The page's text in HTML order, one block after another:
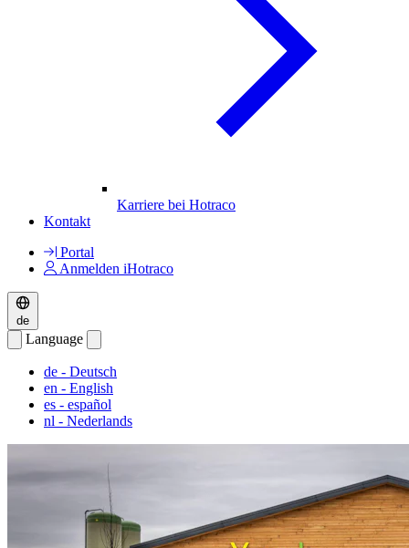
Karriere bei Hotraco
Kontakt
Portal
Anmelden iHotraco
de
Language
de - Deutsch
en - English
es - español
nl - Nederlands